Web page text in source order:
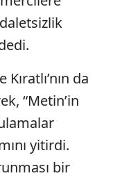
da
“Metin’in
yitirdi.
bir